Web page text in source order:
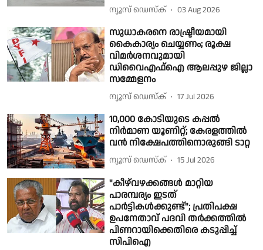
ന്യൂസ് ഡെസ്ക് 03 Aug 2026
സുധാകരനെ രാഷ്ട്രീയമായി
കൈകാര്യം ചെയ്യണം; രൂക്ഷ
വിമർശനവുമായി
ഡിവൈഎഫ്ഐ ആലപ്പുഴ ജില്ലാ
സമ്മേളനം
ന്യൂസ് ഡെസ്ക് 17 Jul 2026
10,000 കോടിയുടെ കപ്പല്‍
നിര്‍മാണ യൂണിറ്റ്; കേരളത്തില്‍
വന്‍ നിക്ഷേപത്തിനൊരുങ്ങി ടാറ്റ
ന്യൂസ് ഡെസ്ക് 15 Jul 2026
"കീഴ്‌വഴക്കങ്ങൾ മാറ്റിയ
പാരമ്പര്യം ഇടത്
പാർട്ടികൾക്കുണ്ട്"; പ്രതിപക്ഷ
ഉപനേതാവ് പദവി തർക്കത്തിൽ
പിണറായിക്കെതിരെ കടുപ്പിച്ച്
സിപിഐ